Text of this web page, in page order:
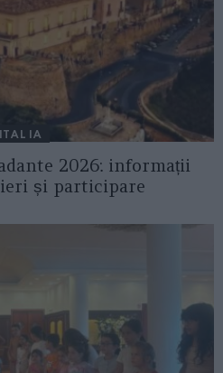
ITALIA
2026: informații
și participare